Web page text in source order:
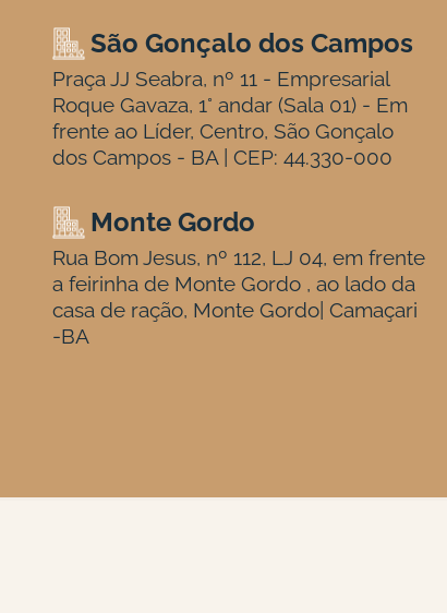
São Gonçalo dos Campos
Praça JJ Seabra, nº 11 - Empresarial
Roque Gavaza, 1° andar (Sala 01) - Em
frente ao Líder, Centro, São Gonçalo
dos Campos - BA | CEP: 44.330-000
Monte Gordo
Rua Bom Jesus, nº 112, LJ 04, em frente
a feirinha de Monte Gordo , ao lado da
casa de ração, Monte Gordo| Camaçari
-BA